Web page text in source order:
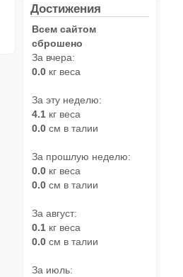
Достижения
Всем сайтом
сброшено
За вчера:
0.0 кг веса
За эту неделю:
4.1 кг веса
0.0 см в талии
За прошлую неделю:
0.0 кг веса
0.0 см в талии
За август:
0.1 кг веса
0.0 см в талии
За июль: